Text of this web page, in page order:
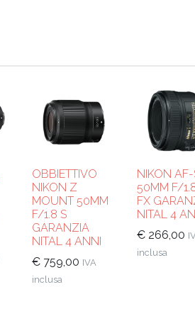
OBBIETTIVO
NIKON Z
MOUNT 50MM
F/1.8 S
GARANZIA
NITAL 4 ANNI
€ 759,00 IVA
inclusa
NIKON AF-
50MM F/
FX
NITAL 4
€266,00
inclusa